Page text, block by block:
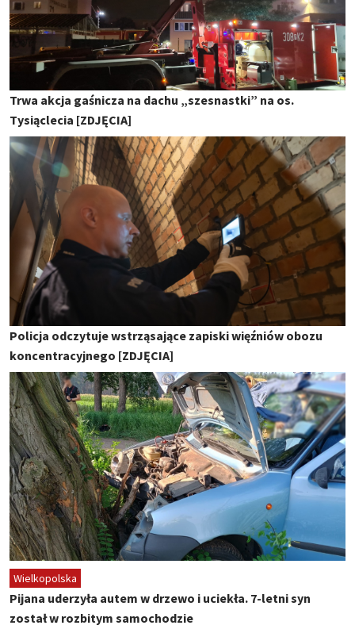
Trwa akcja gaśnicza na dachu „szesnastki” na os.
Tysiąclecia [ZDJĘCIA]
Policja odczytuje wstrząsające zapiski więźniów obozu
koncentracyjnego [ZDJĘCIA]
Wielkopolska
Pijana uderzyła autem w drzewo i uciekła. 7-letni syn
został w rozbitym samochodzie